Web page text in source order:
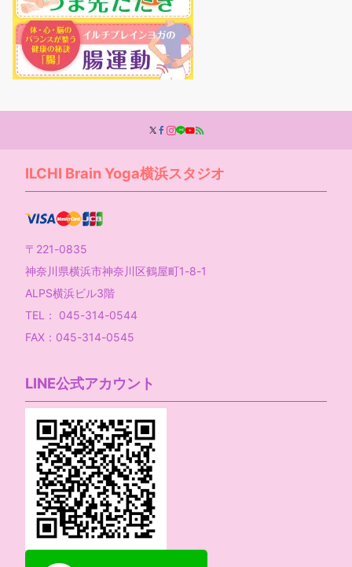
ILCHI Brain Yoga横浜スタジオ
〒221-0835
神奈川県横浜市神奈川区鶴屋町1-8-1
ALPS横浜ビル3階
TEL： 045-314-0544
FAX：045-314-0545
LINE公式アカウント